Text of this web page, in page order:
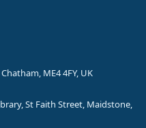
ME4 4FY, UK
St Faith Street, Maidstone,